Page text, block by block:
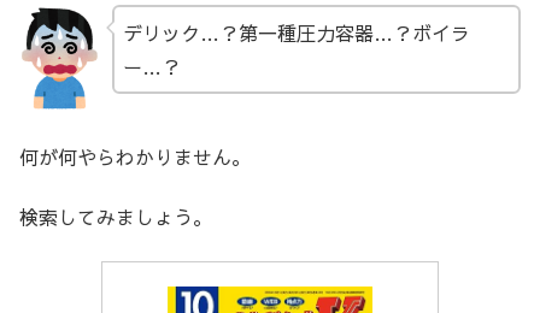
デリック…？第一種圧力容器…？ボイラ
ー…？
何が何やらわかりません。
検索してみましょう。